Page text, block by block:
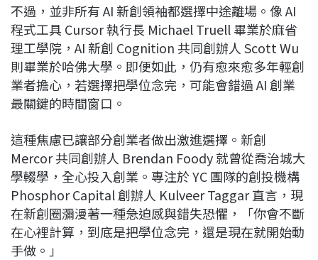
不過，並非所有 AI 新創領袖都選擇中途離場。像 AI
程式工具 Cursor 執行長 Michael Truell畢業於麻省
理工學院，AI 新創 Cognition 共同創辦人 Scott Wu
則畢業於哈佛大學。即便如此，仍有愈來愈多年輕創
業者擔心，若選擇把學位念完，可能會錯過 AI 創業
最關鍵的時間窗口。
這種焦慮已讓部分創業者做出激進選擇。新創
Mercor 共同創辦人 Brendan Foody就曾從喬治城大
學輟學，全心投入創業。專注於 YC 團隊的創投機構
Phosphor Capital 創辦人 Kulveer Taggar直言，現
在新創圈瀰漫著一種急迫感與錯失恐懼，「你會不斷
在心裡計算，到底是把學位念完，還是現在就開始動
手做。」